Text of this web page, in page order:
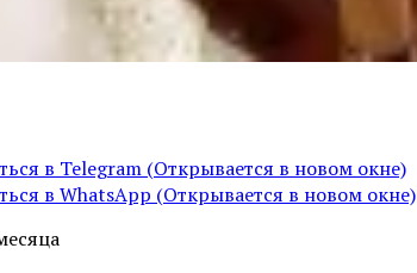
в Telegram (Открывается в новом окне)
в WhatsApp (Открывается в новом окне)